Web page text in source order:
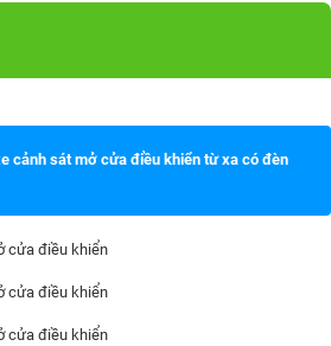
cảnh sát mở cửa điều khiển từ xa có đèn